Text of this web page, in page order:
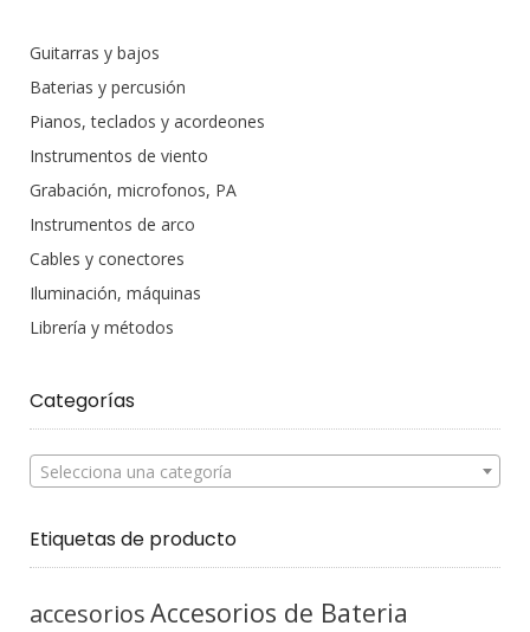
Guitarras y bajos
Baterias y percusión
Pianos, teclados y acordeones
Instrumentos de viento
Grabación, microfonos, PA
Instrumentos de arco
Cables y conectores
Iluminación, máquinas
Librería y métodos
Categorías
Selecciona una categoría
Etiquetas de producto
accesoriosAccesorios de Bateria